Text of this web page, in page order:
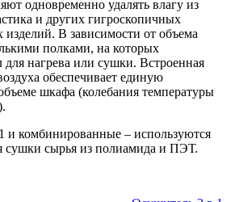
одновременно удалять влагу из
и других гигроскопичных
изделий. В зависимости от объема
полками, на которых
для нагрева или сушки. Встроенная
обеспечивает единую
шкафа (колебания температуры
и комбинированные – используются
сушки сырья из полиамида и ПЭТ.